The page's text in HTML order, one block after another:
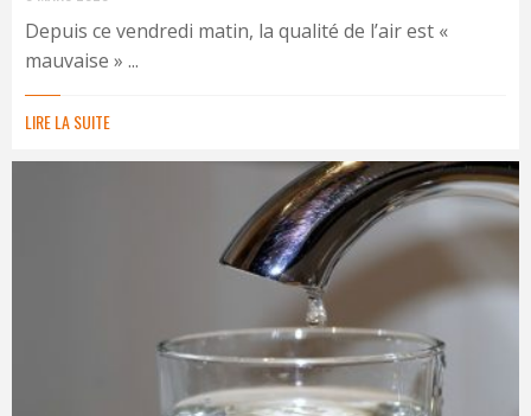
Depuis ce vendredi matin, la qualité de l’air est «
mauvaise » ...
LIRE LA SUITE